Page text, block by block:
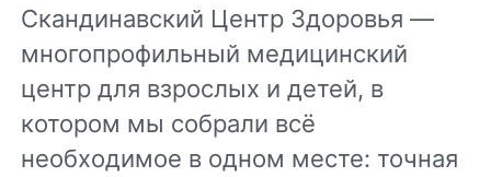
Скандинавский Центр Здоровья —
многопрофильный медицинский
центр для взрослых и детей, в
котором мы собрали всё
необходимое в одном месте: точная